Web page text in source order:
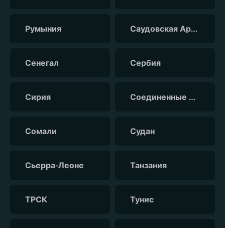
Румыния Саудовская Аравия
Сенегал Сербия
Сирия Соединенные Штаты Америки
Сомали Судан
Сьерра-Леоне Танзания
ТРСК Тунис